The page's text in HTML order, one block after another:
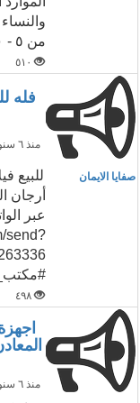
من ٥ - ١٠م مميزات الدورة حقيبة...
٥١٠
فله
منذ ٦ سنوات
صفايا الايمان
عبر
send?
٤٩٨
منذ ٦ سنوات